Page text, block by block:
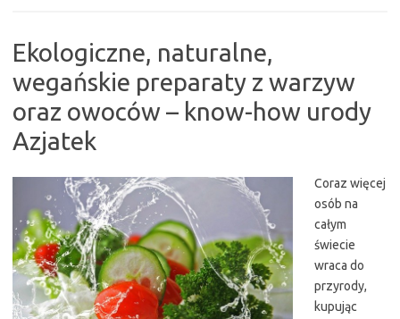
Ekologiczne, naturalne,
wegańskie preparaty z warzyw
oraz owoców – know-how urody
Azjatek
Coraz więcej
osób na
całym
świecie
wraca do
przyrody,
kupując